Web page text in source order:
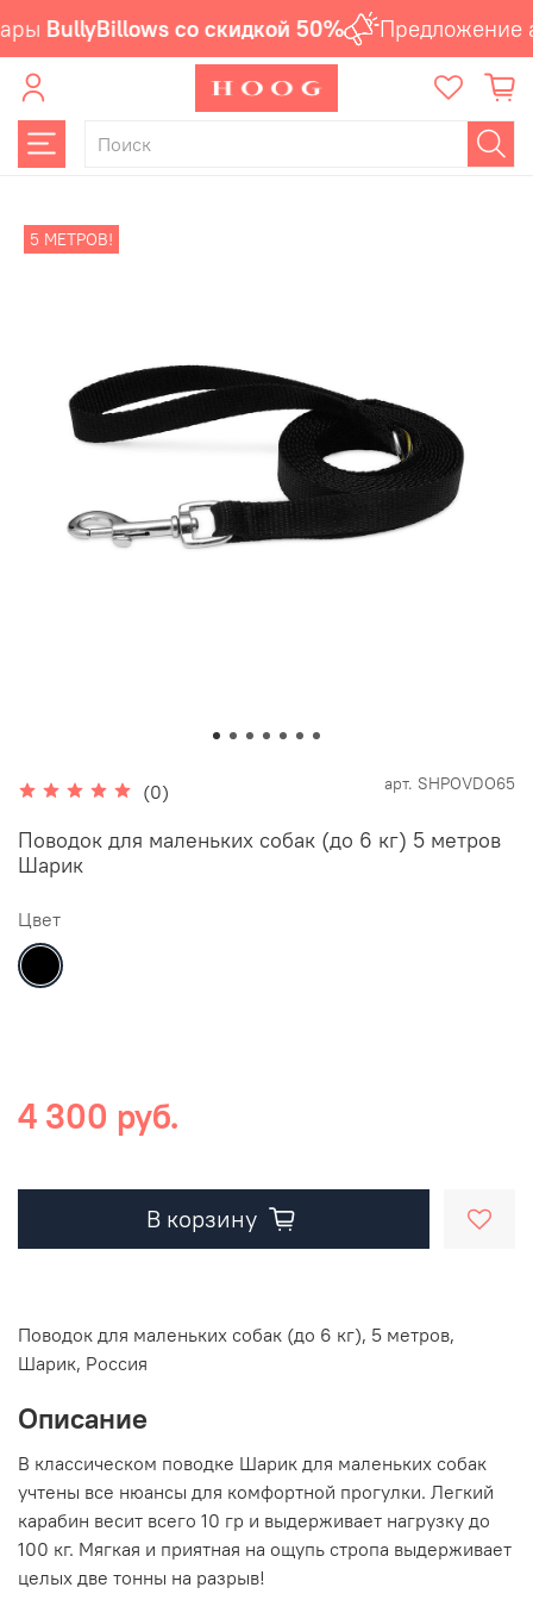
BullyBillows со скидкой 50% Предложение
5 МЕТРОВ!
(0) арт. SHPOVDO65
Поводок для маленьких собак (до 6 кг) 5 метров
Шарик
Цвет
4 300 руб.
В корзину
Поводок для маленьких собак (до 6 кг), 5 метров,
Шарик, Россия
Описание
В классическом поводке Шарик для маленьких собак
учтены все нюансы для комфортной прогулки. Легкий
карабин весит всего 10 гр и выдерживает нагрузку до
100 кг. Мягкая и приятная на ощупь стропа выдерживает
целых две тонны на разрыв!